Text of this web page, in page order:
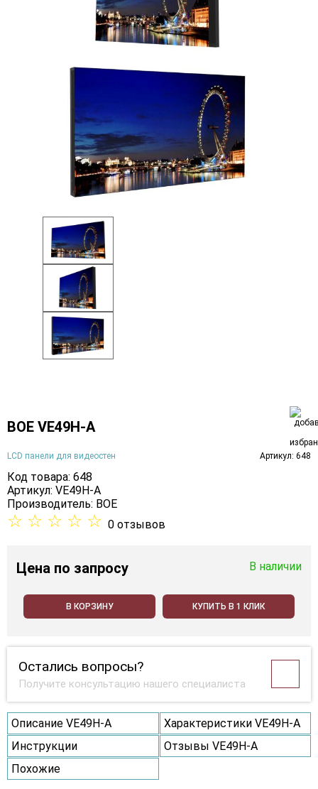
BOE VE49H-A
LCD панели для видеостен Артикул: 648
Код товара: 648
Артикул: VE49H-A
Производитель: BOE
☆ ☆ ☆ ☆ ☆ 0 отзывов
Цена по запросу В наличии
В КОРЗИНУ КУПИТЬ В 1 КЛИК
Остались вопросы?
Получите консультацию нашего специалиста
Описание VE49H-A
Характеристики VE49H-A
Инструкции
Отзывы VE49H-A
Похожие